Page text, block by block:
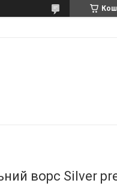
ворс Silver